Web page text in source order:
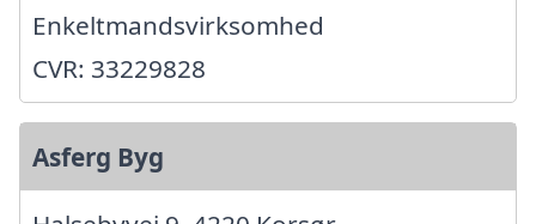
Enkeltmandsvirksomhed
CVR: 33229828
Asferg Byg